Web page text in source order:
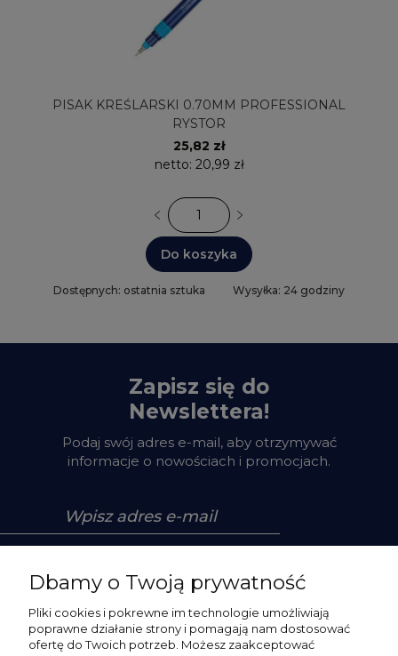
PISAK KREŚLARSKI 0.70MM PROFESSIONAL
RYSTOR
25,82 zł
netto: 20,99 zł
Do koszyka
Dostępnych: ostatnia sztuka Wysyłka: 24 godziny
Zapisz się do
Newslettera!
Podaj swój adres e-mail, aby otrzymywać
informacje o nowościach i promocjach.
Dbamy o Twoją prywatność
Pliki cookies i pokrewne im technologie umożliwiają
poprawne działanie strony i pomagają nam dostosować
ofertę do Twoich potrzeb. Możesz zaakceptować